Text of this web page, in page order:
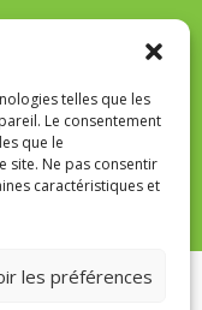
telles que les
Le consentement
que le
site. Ne pas consentir
caractéristiques et
les préférences